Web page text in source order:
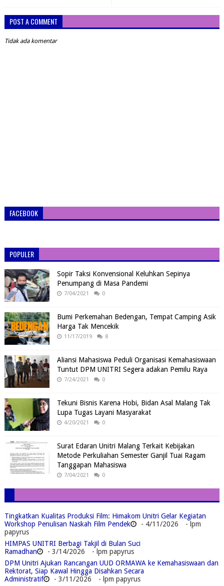
POST A COMMENT
Tidak ada komentar
FACEBOOK
POPULER
Sopir Taksi Konvensional Keluhkan Sepinya
Penumpang di Masa Pandemi
7/04/2021 0
Bumi Perkemahan Bedengan, Tempat Camping Asik
Harga Tak Mencekik
11/17/2019 8
Aliansi Mahasiswa Peduli Organisasi Kemahasiswaan
Tuntut DPM UNITRI Segera adakan Pemilu Raya
7/24/2021 0
Tekuni Bisnis Karena Hobi, Bidan Asal Malang Tak
Lupa Tugas Layani Masyarakat
4/20/2021 0
Surat Edaran Unitri Malang Terkait Kebijakan
Metode Perkuliahan Semester Ganjil Tuai Ragam
Tanggapan Mahasiswa
7/04/2021 0
Tingkatkan Kualitas Produksi Film: Himakom Unitri Gelar Kegiatan
Workshop Penulisan Naskah Film Pendek
- 4/11/2026
- lpm
papyrus
HIMPAS UNITRI Berbagi Takjil di Bulan Suci
Ramadhan
- 3/14/2026
- lpm papyrus
DPM Unitri Ajukan Rancangan UUD ORMAWA ke Kemahasiswaan dan
Rektorat, Siap Kawal Hingga Disahkan Secara
Administratif
- 3/11/2026
- lpm papyrus